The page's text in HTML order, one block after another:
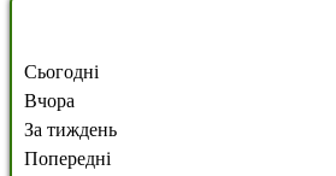
Сьогодні
Вчора
За тиждень
Попередні